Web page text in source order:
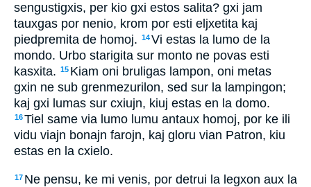
sengustigxis, per kio gxi estos salita? gxi jam
tauxgas por nenio, krom por esti eljxetita kaj
piedpremita de homoj. 14Vi estas la lumo de la
mondo. Urbo starigita sur monto ne povas esti
kasxita. 15 Kiam oni bruligas lampon, oni metas
gxin ne sub grenmezurilon, sed sur la lampingon;
kaj gxi lumas sur cxiujn, kiuj estas en la domo.
16Tiel same via lumo lumu antaux homoj, por ke ili
vidu viajn bonajn farojn, kaj gloru vian Patron, kiu
estas en la cxielo.
17 Ne pensu, ke mi venis, por detrui la legxon aux la